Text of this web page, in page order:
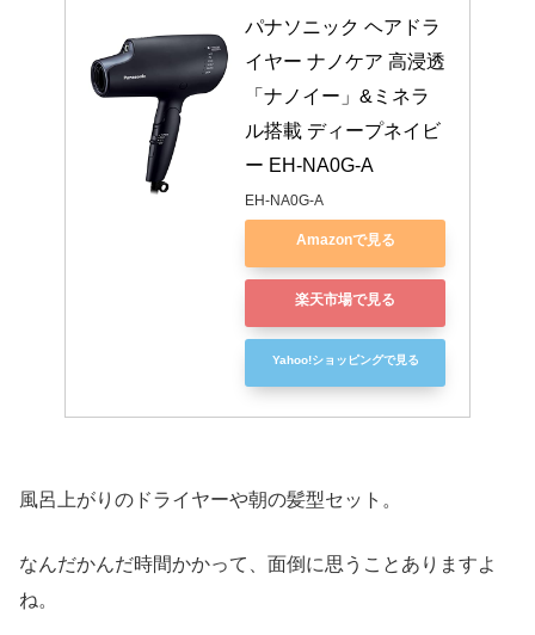
パナソニック ヘアドラ
イヤー ナノケア 高浸透
「ナノイー」&ミネラ
ル搭載 ディープネイビ
ー EH-NA0G-A
EH-NA0G-A
Amazonで見る
楽天市場で見る
Yahoo!ショッピングで見る
風呂上がりのドライヤーや朝の髪型セット。
なんだかんだ時間かかって、面倒に思うことありますよ
ね。